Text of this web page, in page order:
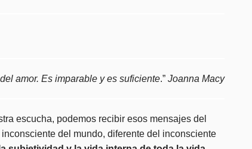
amor. Es imparable y es suficiente.”Joanna Macy
escucha, podemos recibir esos mensajes del
del mundo, diferente del inconsciente